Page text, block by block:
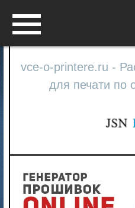
vce-o-printere.ru -
для печати по